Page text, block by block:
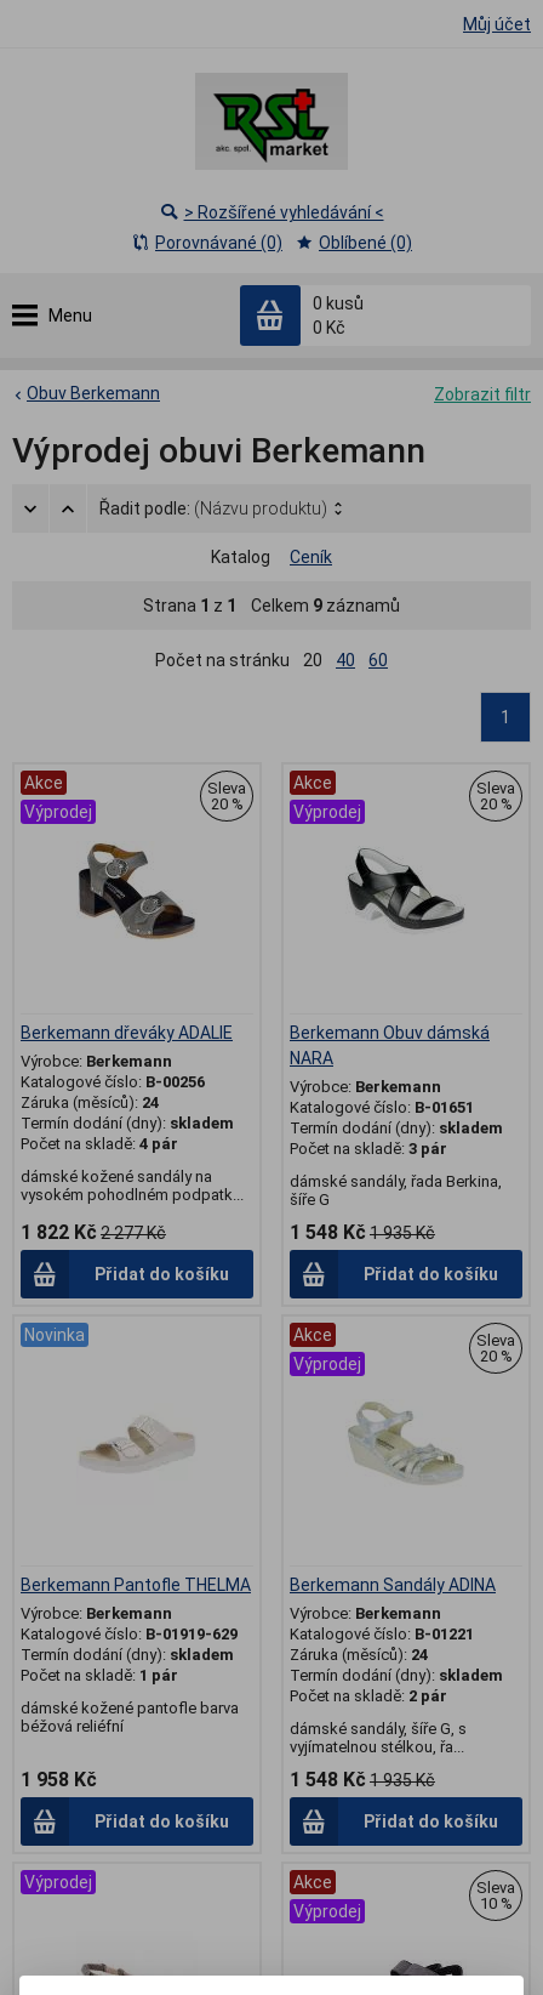
Můj účet
Menu
0 kusů
0 Kč
> Rozšířené vyhledávání <
Porovnávané (0)
Oblíbené (0)
Zobrazit filtr
Obuv Berkemann
Výprodej obuvi Berkemann
Řadit podle: (Názvu produktu)
Katalog Ceník
Strana 1 z 1 Celkem 9 záznamů
Počet na stránku 20 40 60
1
Akce
Výprodej
Sleva
20 %
Berkemann dřeváky ADALIE
Výrobce: Berkemann
Katalogové číslo: B-00256
Záruka (měsíců): 24
Termín dodání (dny): skladem
Počet na skladě: 4 pár
dámské kožené sandály na
vysokém pohodlném podpatk...
1 822 Kč 2 277 Kč
Přidat do košíku
Akce
Výprodej
Sleva
20 %
Berkemann Obuv dámská
NARA
Výrobce: Berkemann
Katalogové číslo: B-01651
Termín dodání (dny): skladem
Počet na skladě: 3 pár
dámské sandály, řada Berkina,
šíře G
1 548 Kč 1 935 Kč
Přidat do košíku
Novinka
Berkemann Pantofle THELMA
Výrobce: Berkemann
Katalogové číslo: B-01919-629
Termín dodání (dny): skladem
Počet na skladě: 1 pár
dámské kožené pantofle barva
béžová reliéfní
1 958 Kč
Přidat do košíku
Akce
Výprodej
Sleva
20 %
Berkemann Sandály ADINA
Výrobce: Berkemann
Katalogové číslo: B-01221
Záruka (měsíců): 24
Termín dodání (dny): skladem
Počet na skladě: 2 pár
dámské sandály, šíře G, s
vyjímatelnou stélkou, řa...
1 548 Kč 1 935 Kč
Přidat do košíku
Výprodej
Akce
Výprodej
Sleva
10 %